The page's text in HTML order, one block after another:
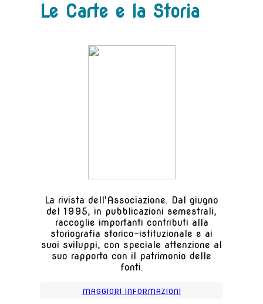
Le Carte e la Storia
La rivista dell'Associazione. Dal giugno
del 1995, in pubblicazioni semestrali,
raccoglie importanti contributi alla
storiografia storico-istituzionale e ai
suoi sviluppi, con speciale attenzione al
suo rapporto con il patrimonio delle
fonti.
MAGGIORI INFORMAZIONI